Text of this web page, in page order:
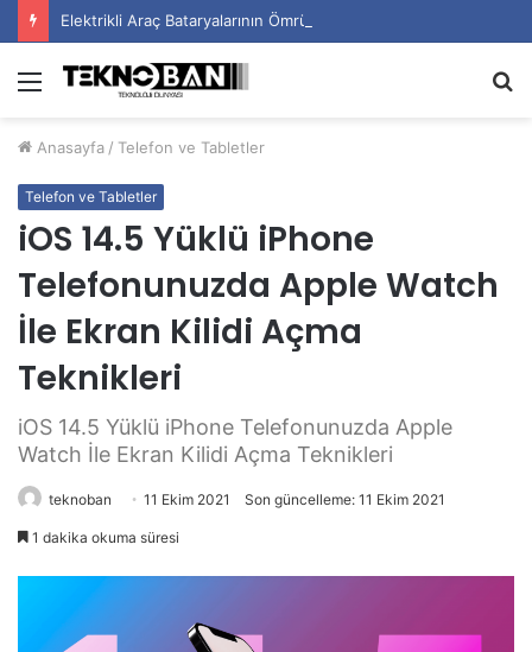
Elektrikli Araç Bataryalarının Ömrü Nasıl Uzatılır?
Menü
Anasayfa / Telefon ve Tabletler
Telefon ve Tabletler
iOS 14.5 Yüklü iPhone
Telefonunuzda Apple Watch
İle Ekran Kilidi Açma
Teknikleri
iOS 14.5 Yüklü iPhone Telefonunuzda Apple
Watch İle Ekran Kilidi Açma Teknikleri
teknoban 11 Ekim 2021 Son güncelleme: 11 Ekim 2021
1 dakika okuma süresi